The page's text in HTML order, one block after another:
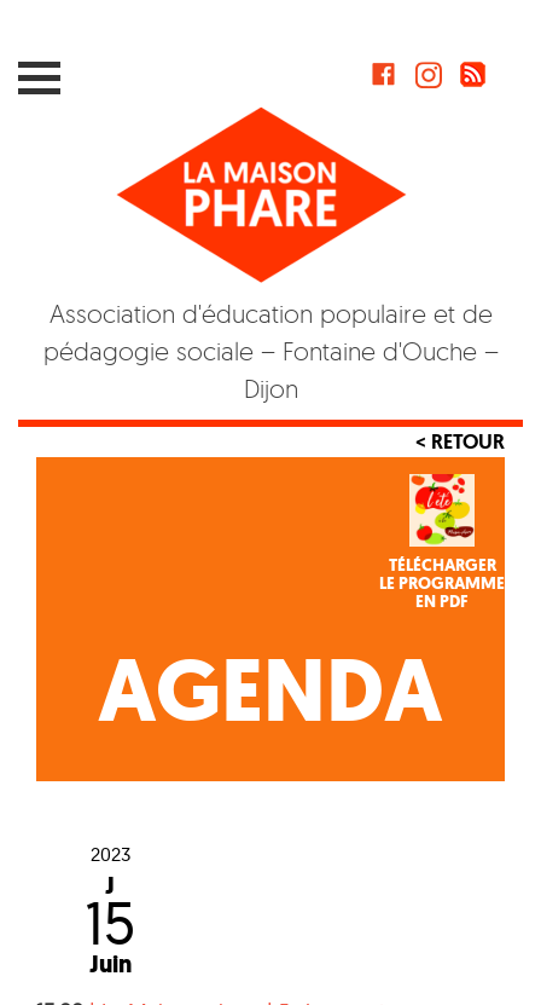
Association d'éducation populaire et de
pédagogie sociale – Fontaine d'Ouche –
Dijon
< RETOUR
TÉLÉCHARGER
LE PROGRAMME
EN PDF
AGENDA
2023
J
15
Juin